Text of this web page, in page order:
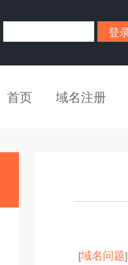
首页 域名注册
[域名问题]